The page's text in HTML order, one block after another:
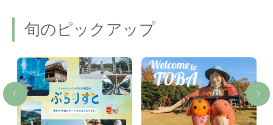
旬のピックアップ